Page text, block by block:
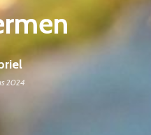
2024